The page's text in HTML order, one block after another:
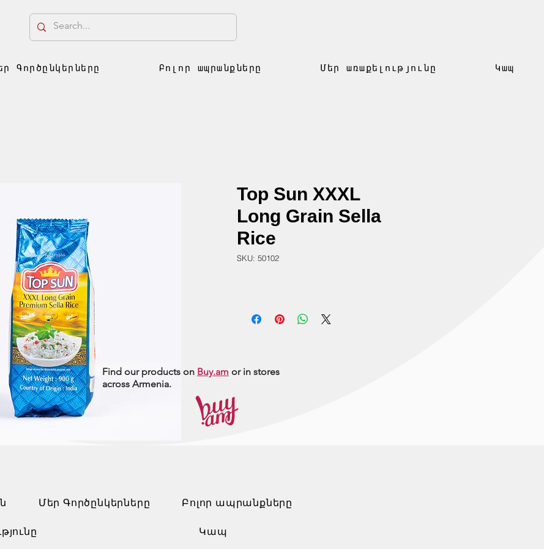
Գործընկերները Բոլոր ապրանքները Մեր առաքելությունը Կապ
Top Sun XXXL
Long Grain Sella
Rice
SKU: 50102
Find our products on Buy.am or in stores
across Armenia.
Մեր Գործընկերները Բոլոր ապրանքները
Կապ